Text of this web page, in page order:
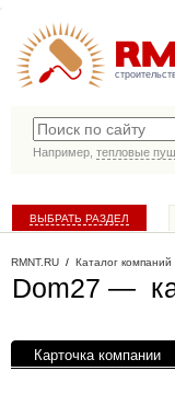
Например, тепловые
ВЫБРАТЬ РАЗДЕЛ
RMNT.RU / Каталог компаний
Dom27 —
Карточка компании